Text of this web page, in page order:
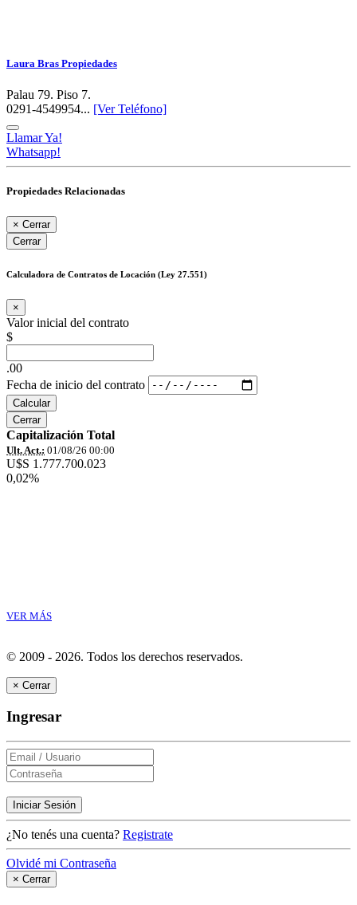
Laura Bras Propiedades
Palau 79. Piso 7.
0291-4549954... [Ver Teléfono]
Llamar Ya!
Whatsapp!
Propiedades Relacionadas
× Cerrar
Cerrar
Calculadora de Contratos de Locación (Ley 27.551)
×
Valor inicial del contrato
$
.00
Fecha de inicio del contrato
Calcular
Cerrar
Capitalización Total
Ult. Act.: 01/08/26 00:00
U$S 1.777.700.023
0,02%
VER MÁS
© 2009 - 2026. Todos los derechos reservados.
× Cerrar
Ingresar
Iniciar Sesión
¿No tenés una cuenta? Registrate
Olvidé mi Contraseña
× Cerrar